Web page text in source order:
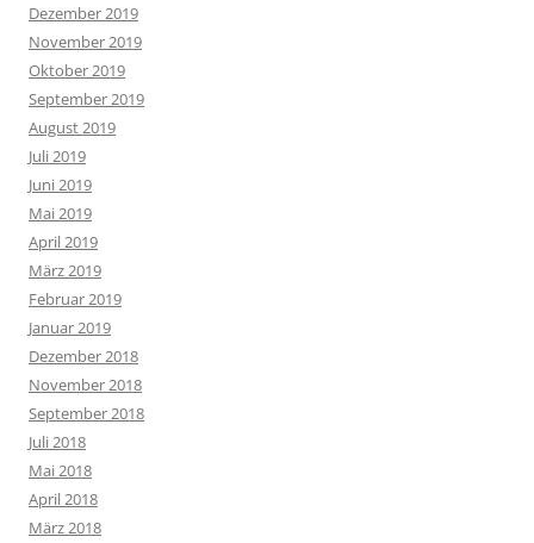
Dezember 2019
November 2019
Oktober 2019
September 2019
August 2019
Juli 2019
Juni 2019
Mai 2019
April 2019
März 2019
Februar 2019
Januar 2019
Dezember 2018
November 2018
September 2018
Juli 2018
Mai 2018
April 2018
März 2018